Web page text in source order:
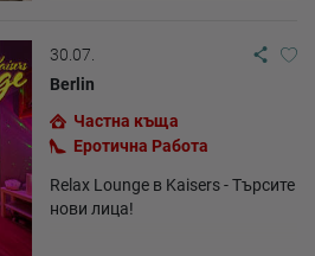
30.07.
Berlin
Частна къща
Еротична Работа
Relax Lounge в Kaisers - Търсите
нови лица!